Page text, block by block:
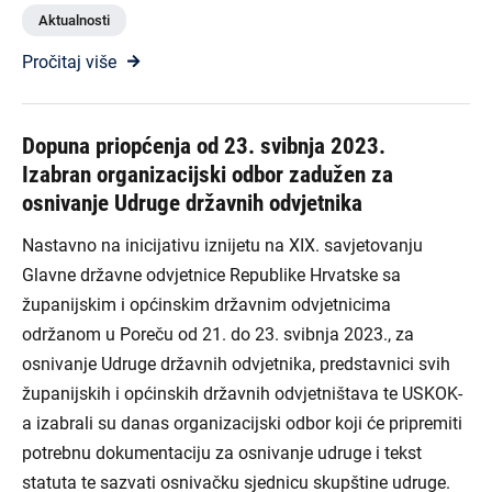
Aktualnosti
Pročitaj više
Dopuna priopćenja od 23. svibnja 2023.
Izabran organizacijski odbor zadužen za
osnivanje Udruge državnih odvjetnika
Nastavno na inicijativu iznijetu na XIX. savjetovanju
Glavne državne odvjetnice Republike Hrvatske sa
županijskim i općinskim državnim odvjetnicima
održanom u Poreču od 21. do 23. svibnja 2023., za
osnivanje Udruge državnih odvjetnika, predstavnici svih
županijskih i općinskih državnih odvjetništava te USKOK-
a izabrali su danas organizacijski odbor koji će pripremiti
potrebnu dokumentaciju za osnivanje udruge i tekst
statuta te sazvati osnivačku sjednicu skupštine udruge.